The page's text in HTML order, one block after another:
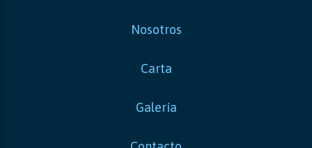
Nosotros
Carta
Galería